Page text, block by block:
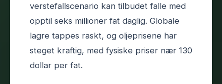
verstefallscenario kan tilbudet falle med
opptil seks millioner fat daglig. Globale
lagre tappes raskt, og oljeprisene har
steget kraftig, med fysiske priser nær 130
dollar per fat.